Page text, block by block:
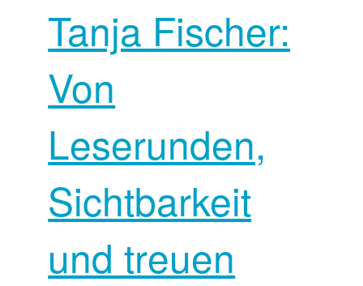
Tanja Fischer:
Von
Leserunden,
Sichtbarkeit
und treuen